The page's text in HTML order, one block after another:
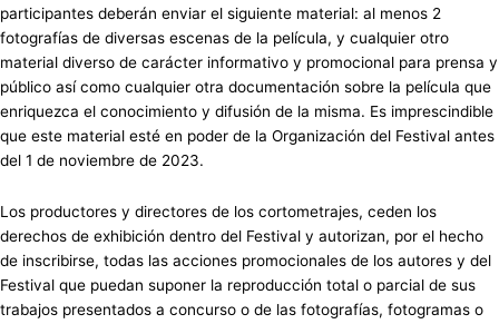
participantes deberán enviar el siguiente material: al menos 2
fotografías de diversas escenas de la película, y cualquier otro
material diverso de carácter informativo y promocional para prensa y
público así como cualquier otra documentación sobre la película que
enriquezca el conocimiento y difusión de la misma. Es imprescindible
que este material esté en poder de la Organización del Festival antes
del 1 de noviembre de 2023.
Los productores y directores de los cortometrajes, ceden los
derechos de exhibición dentro del Festival y autorizan, por el hecho
de inscribirse, todas las acciones promocionales de los autores y del
Festival que puedan suponer la reproducción total o parcial de sus
trabajos presentados a concurso o de las fotografías, fotogramas o